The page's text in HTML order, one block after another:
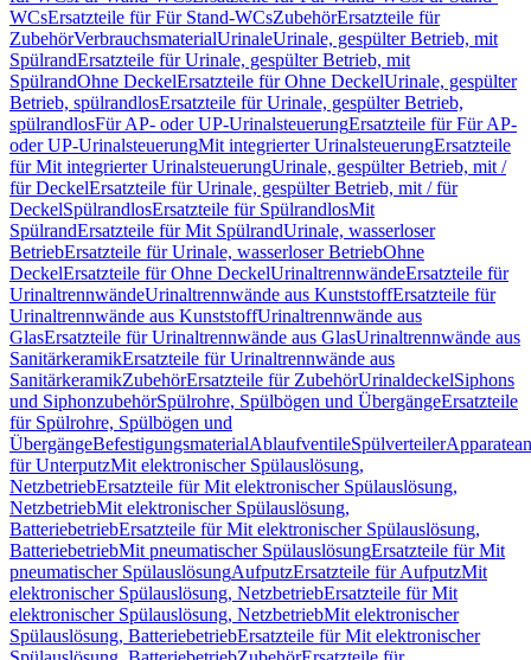
WCsErsatzteile für Für Stand-WCsZubehörErsatzteile für
ZubehörVerbrauchsmaterialUrinaleUrinale, gespülter Betrieb, mit
SpülrandErsatzteile für Urinale, gespülter Betrieb, mit
SpülrandOhne DeckelErsatzteile für Ohne DeckelUrinale, gespülter
Betrieb, spülrandlosErsatzteile für Urinale, gespülter Betrieb,
spülrandlosFür AP- oder UP-UrinalsteuerungErsatzteile für Für AP-
oder UP-UrinalsteuerungMit integrierter UrinalsteuerungErsatzteile
für Mit integrierter UrinalsteuerungUrinale, gespülter Betrieb, mit /
für DeckelErsatzteile für Urinale, gespülter Betrieb, mit / für
DeckelSpülrandlosErsatzteile für SpülrandlosMit
SpülrandErsatzteile für Mit SpülrandUrinale, wasserloser
BetriebErsatzteile für Urinale, wasserloser BetriebOhne
DeckelErsatzteile für Ohne DeckelUrinaltrennwändeErsatzteile für
UrinaltrennwändeUrinaltrennwände aus KunststoffErsatzteile für
Urinaltrennwände aus KunststoffUrinaltrennwände aus
GlasErsatzteile für Urinaltrennwände aus GlasUrinaltrennwände aus
SanitärkeramikErsatzteile für Urinaltrennwände aus
SanitärkeramikZubehörErsatzteile für ZubehörUrinaldeckelSiphons
und SiphonzubehörSpülrohre, Spülbögen und ÜbergängeErsatzteile
für Spülrohre, Spülbögen und
ÜbergängeBefestigungsmaterialAblaufventileSpülverteiler
für UnterputzMit elektronischer Spülauslösung,
NetzbetriebErsatzteile für Mit elektronischer Spülauslösung,
NetzbetriebMit elektronischer Spülauslösung,
BatteriebetriebErsatzteile für Mit elektronischer Spülauslösung,
BatteriebetriebMit pneumatischer SpülauslösungErsatzteile für Mit
pneumatischer SpülauslösungAufputzErsatzteile für AufputzMit
elektronischer Spülauslösung, NetzbetriebErsatzteile für Mit
elektronischer Spülauslösung, NetzbetriebMit elektronischer
Spülauslösung, BatteriebetriebErsatzteile für Mit elektronischer